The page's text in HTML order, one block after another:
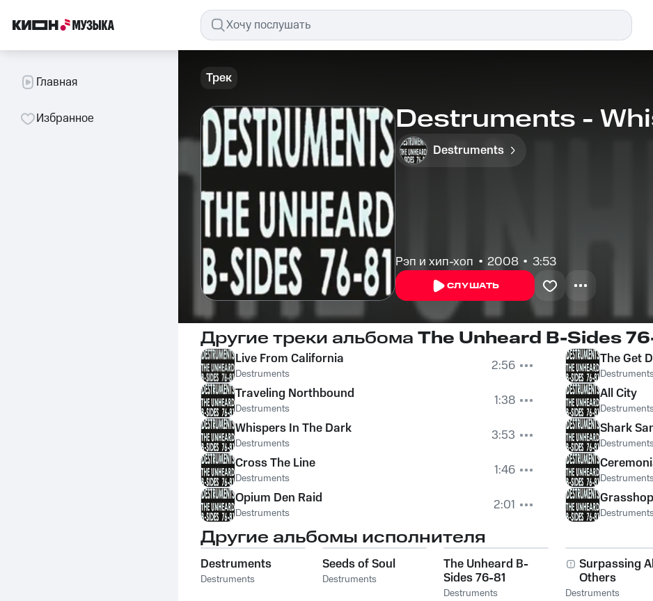
Главная
Избранное
Трек
Destruments -
Destruments
Рэп и хип-хоп 2008 3:53
СЛУШАТЬ
Другие треки альбома The Unheard B-Sides
Live From California
Destruments
2:56
Traveling Northbound
Destruments
1:38
Whispers In The Dark
Destruments
3:53
Cross The Line
Destruments
1:46
Opium Den Raid
Destruments 2:01
The Get
All City
Shark
Другие альбомы исполнителя
Destruments
Destruments
Seeds of Soul
Destruments
The Unheard B-
Sides 76-81
Destruments
Surpassing
Others
Destruments